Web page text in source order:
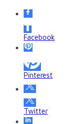
Facebook
Pinterest
Twitter